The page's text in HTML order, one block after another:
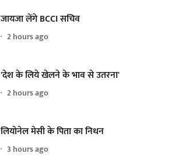
जायजा लेंगे BCCI सचिव
2 hours ago
'देश के लिये खेलने के भाव से उतरना'
2 hours ago
लियोनेल मेसी के पिता का निधन
3 hours ago